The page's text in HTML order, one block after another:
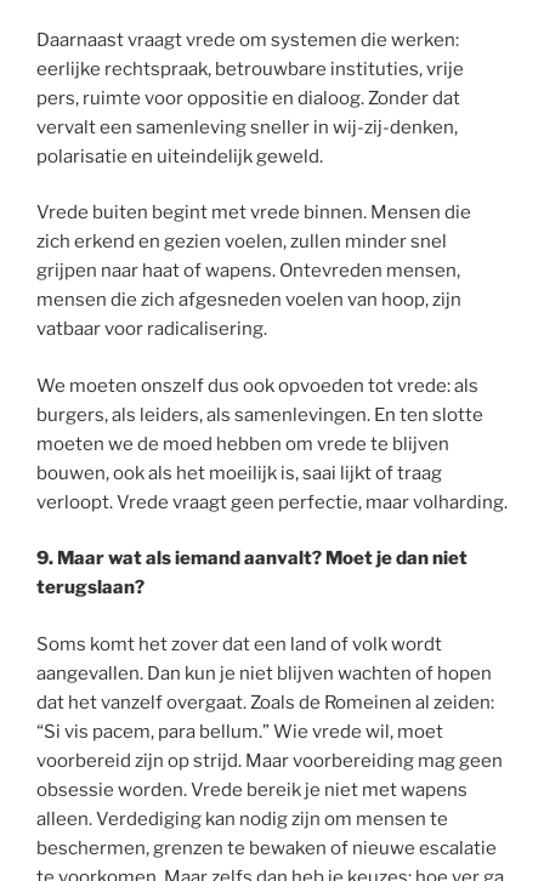
Daarnaast vraagt vrede om systemen die werken:
eerlijke rechtspraak, betrouwbare instituties, vrije
pers, ruimte voor oppositie en dialoog. Zonder dat
vervalt een samenleving sneller in wij-zij-denken,
polarisatie en uiteindelijk geweld.
Vrede buiten begint met vrede binnen. Mensen die
zich erkend en gezien voelen, zullen minder snel
grijpen naar haat of wapens. Ontevreden mensen,
mensen die zich afgesneden voelen van hoop, zijn
vatbaar voor radicalisering.
We moeten onszelf dus ook opvoeden tot vrede: als
burgers, als leiders, als samenlevingen. En ten slotte
moeten we de moed hebben om vrede te blijven
bouwen, ook als het moeilijk is, saai lijkt of traag
verloopt. Vrede vraagt geen perfectie, maar volharding.
9. Maar wat als iemand aanvalt? Moet je dan niet
terugslaan?
Soms komt het zover dat een land of volk wordt
aangevallen. Dan kun je niet blijven wachten of hopen
dat het vanzelf overgaat. Zoals de Romeinen al zeiden:
“Si vis pacem, para bellum.” Wie vrede wil, moet
voorbereid zijn op strijd. Maar voorbereiding mag geen
obsessie worden. Vrede bereik je niet met wapens
alleen. Verdediging kan nodig zijn om mensen te
beschermen, grenzen te bewaken of nieuwe escalatie